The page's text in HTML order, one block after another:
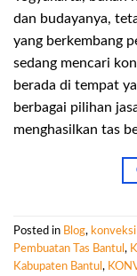
dan budayanya,
yang berkembang
sedang mencari
berada di tempat
berbagai pilihan
menghasilkan tas
Posted in Blog, konveksi
Pembuatan Tas Bantul ,
Kabupaten Bantul ,